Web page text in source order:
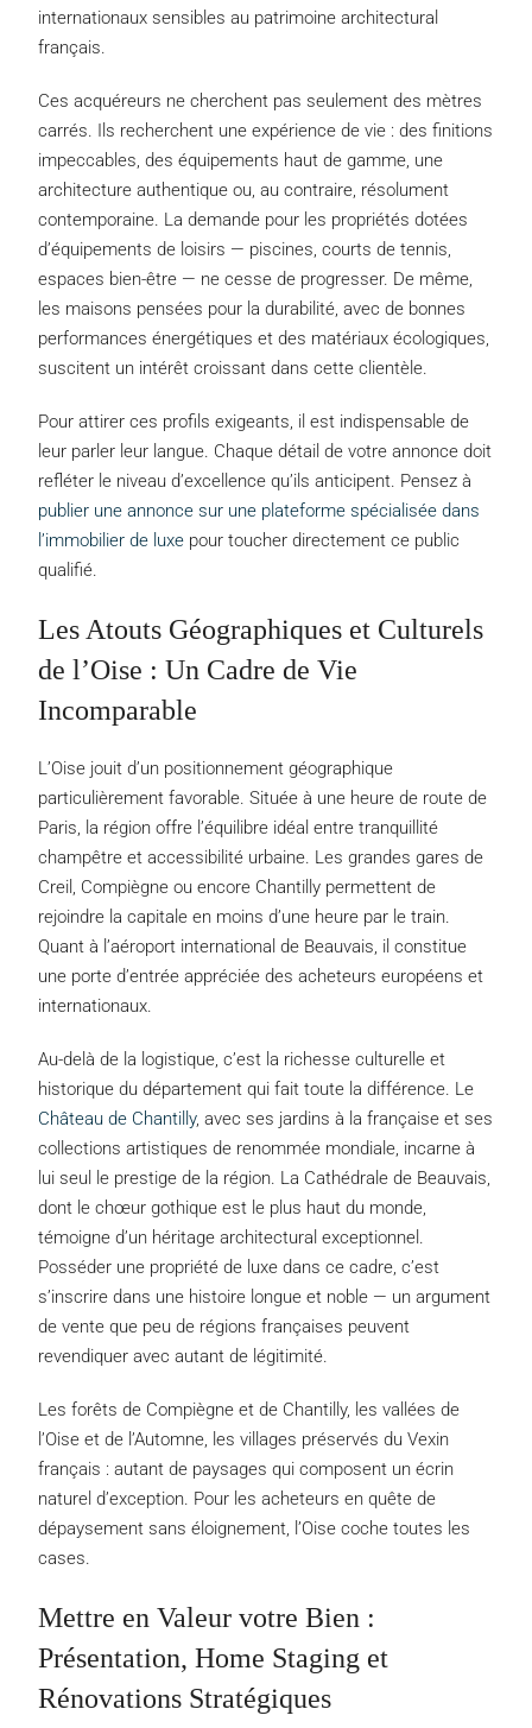
internationaux sensibles au patrimoine architectural
français.
Ces acquéreurs ne cherchent pas seulement des mètres
carrés. Ils recherchent une expérience de vie : des finitions
impeccables, des équipements haut de gamme, une
architecture authentique ou, au contraire, résolument
contemporaine. La demande pour les propriétés dotées
d’équipements de loisirs — piscines, courts de tennis,
espaces bien-être — ne cesse de progresser. De même,
les maisons pensées pour la durabilité, avec de bonnes
performances énergétiques et des matériaux écologiques,
suscitent un intérêt croissant dans cette clientèle.
Pour attirer ces profils exigeants, il est indispensable de
leur parler leur langue. Chaque détail de votre annonce doit
refléter le niveau d’excellence qu’ils anticipent. Pensez à
publier une annonce sur une plateforme spécialisée dans
l’immobilier de luxe pour toucher directement ce public
qualifié.
Les Atouts Géographiques et Culturels
de l’Oise : Un Cadre de Vie
Incomparable
L’Oise jouit d’un positionnement géographique
particulièrement favorable. Située à une heure de route de
Paris, la région offre l’équilibre idéal entre tranquillité
champêtre et accessibilité urbaine. Les grandes gares de
Creil, Compiègne ou encore Chantilly permettent de
rejoindre la capitale en moins d’une heure par le train.
Quant à l’aéroport international de Beauvais, il constitue
une porte d’entrée appréciée des acheteurs européens et
internationaux.
Au-delà de la logistique, c’est la richesse culturelle et
historique du département qui fait toute la différence. Le
Château de Chantilly, avec ses jardins à la française et ses
collections artistiques de renommée mondiale, incarne à
lui seul le prestige de la région. La Cathédrale de Beauvais,
dont le chœur gothique est le plus haut du monde,
témoigne d’un héritage architectural exceptionnel.
Posséder une propriété de luxe dans ce cadre, c’est
s’inscrire dans une histoire longue et noble — un argument
de vente que peu de régions françaises peuvent
revendiquer avec autant de légitimité.
Les forêts de Compiègne et de Chantilly, les vallées de
l’Oise et de l’Automne, les villages préservés du Vexin
français : autant de paysages qui composent un écrin
naturel d’exception. Pour les acheteurs en quête de
dépaysement sans éloignement, l’Oise coche toutes les
cases.
Mettre en Valeur votre Bien :
Présentation, Home Staging et
Rénovations Stratégiques